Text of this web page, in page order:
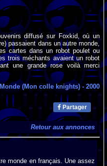
diffusé sur Foxkid, où un
passaient dans un autre monde,
cartes dans un robot poulet ou
trois méchants avaient un robot
une grande rose voilà merci
(Mon colle knights)- 2000
Partager
Retour aux annonces
monde en français. Une assez